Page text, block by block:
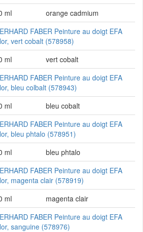
ml
orange cadmium
FABER Peinture au doigt EFA
vert cobalt (578958)
ml
vert cobalt
FABER Peinture au doigt EFA
bleu colbalt (578943)
ml
bleu cobalt
FABER Peinture au doigt EFA
bleu phtalo (578951)
ml
bleu phtalo
FABER Peinture au doigt EFA
magenta clair (578919)
ml
magenta clair
FABER Peinture au doigt EFA
sanguine (578976)